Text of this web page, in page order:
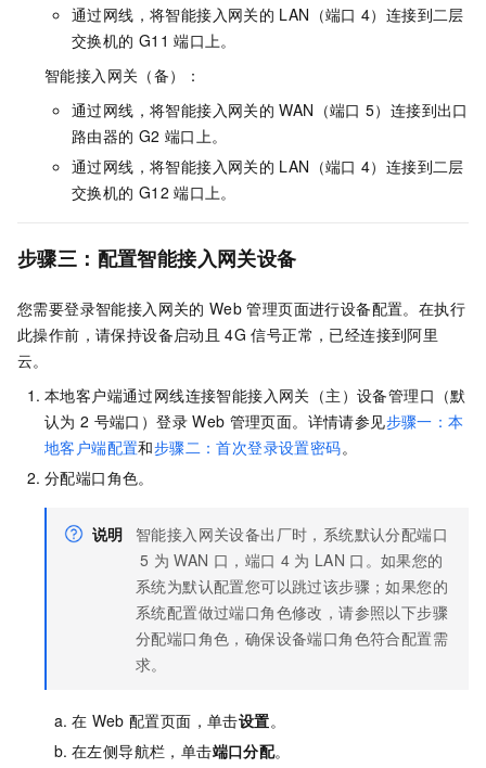
通过网线，将智能接入网关的 LAN（端口 4）连接到二层
交换机的 G11 端口上。
智能接入网关（备）：
通过网线，将智能接入网关的 WAN（端口 5）连接到出口
路由器的 G2 端口上。
通过网线，将智能接入网关的 LAN（端口 4）连接到二层
交换机的 G12 端口上。
步骤三：配置智能接入网关设备
您需要登录智能接入网关的 Web 管理页面进行设备配置。在执行
此操作前，请保持设备启动且 4G 信号正常，已经连接到阿里
云。
本地客户端通过网线连接智能接入网关（主）设备管理口（默
认为 2 号端口）登录 Web 管理页面。详情请参见步骤一：本
地客户端配置和步骤二：首次登录设置密码。
分配端口角色。
说明
智能接入网关设备出厂时，系统默认分配端口
5 为 WAN 口，端口 4 为 LAN 口。如果您的
系统为默认配置您可以跳过该步骤；如果您的
系统配置做过端口角色修改，请参照以下步骤
分配端口角色，确保设备端口角色符合配置需
求。
在 Web 配置页面，单击设置。
在左侧导航栏，单击端口分配。